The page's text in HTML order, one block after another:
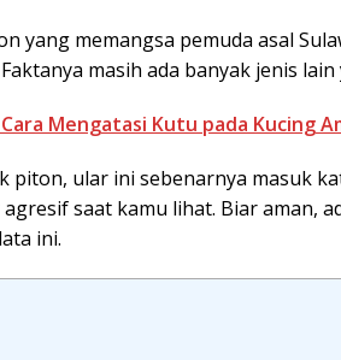
yang memangsa pemuda asal
masih ada banyak jenis
Mengatasi Kutu pada Kucing
piton, ular ini sebenarnya masuk
saat kamu lihat. Biar aman,
ini.